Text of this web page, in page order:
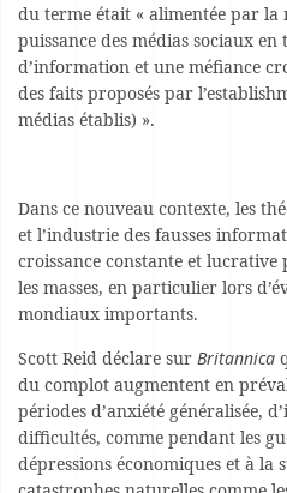
du terme était « alimentée par la
puissance des médias sociaux
d’information et une méfiance
des faits proposés par
médias établis) ».
Dans ce nouveau contexte, les
et l’industrie des fausses
croissance constante et
les masses, en particulier lors
mondiaux importants.
Scott Reid déclare sur Britannica
du complot augmentent en
périodes d’anxiété généralisée,
difficultés, comme pendant les
dépressions économiques et à la